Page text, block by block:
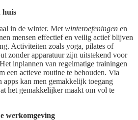
huis
in de winter. Met winteroefeningen en
mensen effectief en veilig actief blijven
Activiteiten zoals yoga, pilates of
zonder apparatuur zijn uitstekend voor
inplannen van regelmatige trainingen
een actieve routine te behouden. Via
apps kan men gemakkelijk toegang
het gemakkelijker maakt om vol te
werkomgeving